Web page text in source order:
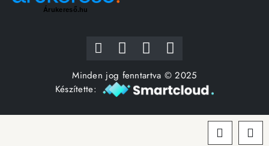
Árukereső.hu
Minden jog fenntartva © 2025
Készítette: